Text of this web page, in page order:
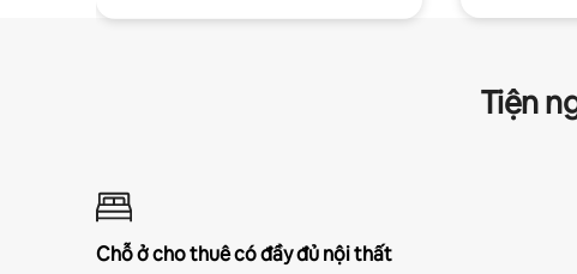
Tiện
Chỗ ở cho thuê có đầy đủ nội thất